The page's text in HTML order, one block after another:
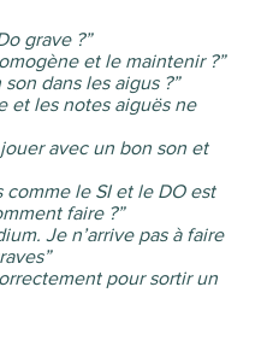
grave ?”
et le maintenir ?”
dans les aigus ?”
et les notes aiguës ne
avec un bon son et
comme le SI et le DO est
faire ?”
Je n’arrive pas à faire
pour sortir un